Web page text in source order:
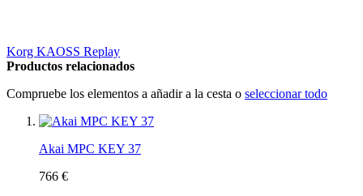
Korg KAOSS Replay
Productos relacionados
Compruebe los elementos a añadir a la cesta o seleccionar todo
Akai MPC KEY 37
766 €